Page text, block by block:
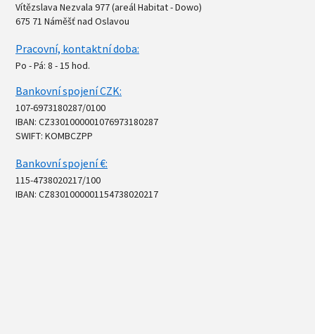
Vítězslava Nezvala 977 (areál Habitat - Dowo)
675 71 Náměšť nad Oslavou
Pracovní, kontaktní doba:
Po - Pá: 8 - 15 hod.
Bankovní spojení CZK:
107-6973180287/0100
IBAN: CZ3301000001076973180287
SWIFT: KOMBCZPP
Bankovní spojení €:
115-4738020217/100
IBAN: CZ8301000001154738020217